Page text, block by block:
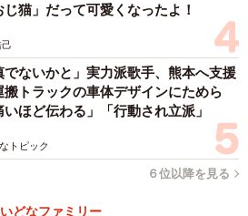
猫」だって可愛くなったよ！
でないかと」実力派歌手、熊本へ支援
トラックの車体デザインにためら
ほど伝わる」「行動され立派」
トピック
６位以降を見る
いどなファミリー